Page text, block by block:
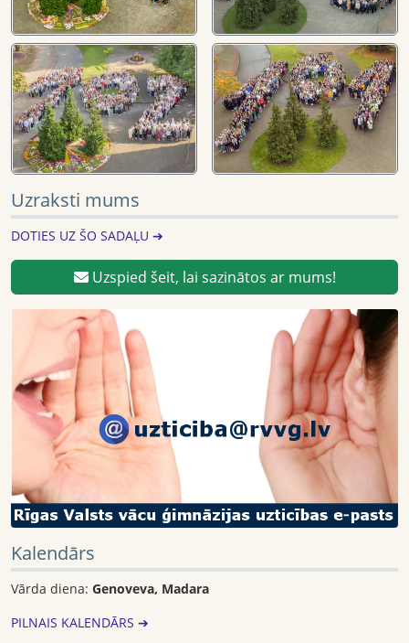
Uzraksti mums
DOTIES UZ ŠO SADAĻU ➔
Uzspied šeit, lai sazinātos ar mums!
Kalendārs
Vārda diena: Genoveva, Madara
PILNAIS KALENDĀRS ➔